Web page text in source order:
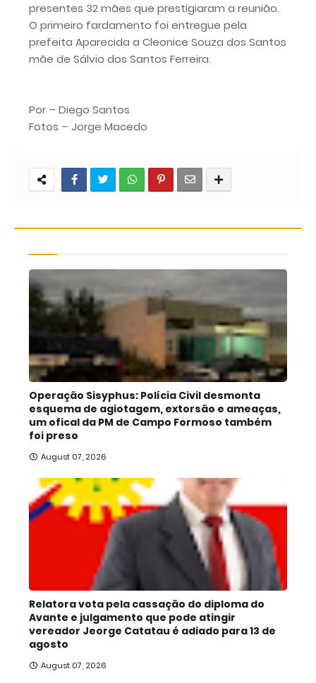
presentes 32 mães que prestigiaram a reunião.
O primeiro fardamento foi entregue pela
prefeita Aparecida a Cleonice Souza dos Santos
mãe de Sálvio dos Santos Ferreira.
Por – Diego Santos
Fotos – Jorge Macedo
Operação Sisyphus: Polícia Civil desmonta
esquema de agiotagem, extorsão e ameaças,
um ofical da PM de Campo Formoso também
foi preso
August 07, 2026
Relatora vota pela cassação do diploma do
Avante e julgamento que pode atingir
vereador Jeorge Catatau é adiado para 13 de
agosto
August 07, 2026